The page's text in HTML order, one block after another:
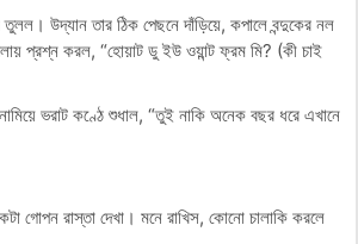
উদ্যান তার ঠিক পেছনে দাঁড়িয়ে, কপালে বন্দুকের নল
প্রশ্ন করল, “হোয়াট ডু ইউ ওয়ান্ট ফ্রম মি? (কী চাই
ভরাট কণ্ঠে শুধাল, “তুই নাকি অনেক বছর ধরে এখানে
গোপন রাস্তা দেখা। মনে রাখিস, কোনো চালাকি করলে